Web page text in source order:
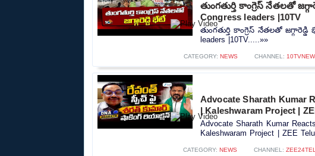
తుంగతుర్తి కాంగ్రెస్ నేతలతో
Congress leaders |10TV
తుంగతుర్తి కాంగ్రెస్ నేతలతో జగ్గారెడ్డి
leaders |10TV.....»»
CATEGORY: NEWS CHANNEL:
Advocate Sharath Kumar
| Kaleshwaram Project |
Advocate Sharath Kumar
Kaleshwaram Project | ZEE
CATEGORY: NEWS CHANNEL: